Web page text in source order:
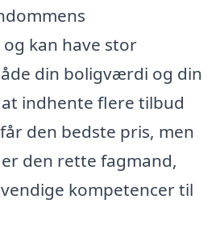
kan have stor
din boligværdi og din
indhente flere tilbud
den bedste pris, men
den rette fagmand,
kompetencer til